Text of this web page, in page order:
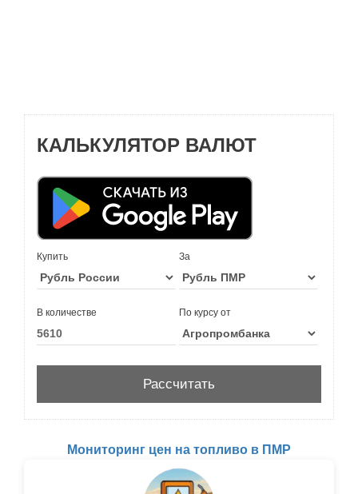
КАЛЬКУЛЯТОР ВАЛЮТ
Купить За
В количестве По курсу от
Мониторинг цен на топливо в ПМР